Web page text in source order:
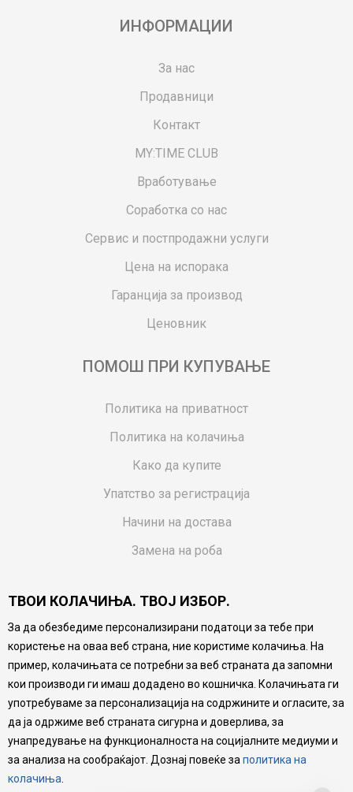
ИНФОРМАЦИИ
За нас
Продавници
Контакт
MY:TIME CLUB
Вработување
Соработка со нас
Сервис и постпродажни услуги
Цена на испорака
Гаранција за производ
Ценовник
ПОМОШ ПРИ КУПУВАЊЕ
Политика на приватност
Политика на колачиња
Како да купите
Упатство за регистрација
Начини на достава
Замена на роба
Ваучери
Product Finder
FAQs
Настојуваме да бидеме што попрецизни во описот на
производите, прикажување на слики и цени, но не
можеме да гарантираме дека сите информации се
комплетни и без грешка. Сите производи се дел од
нашата понуда, но не се подразбира дека мора да се
достапни во секој момент.
ТВОИ КОЛАЧИЊА. ТВОЈ ИЗБОР.
За да обезбедиме персонализирани податоци за тебе при
користење на оваа веб страна, ние користиме колачиња. На
пример, колачињата се потребни за веб страната да запомни
кои производи ги имаш додадено во кошничка. Колачињата ги
употребуваме за персонализација на содржините и огласите, за
да ја одржиме веб страната сигурна и доверлива, за
унапредување на функционалноста на социјалните медиуми и
за анализа на сообраќајот. Дознај повеќе за политика на
колачиња